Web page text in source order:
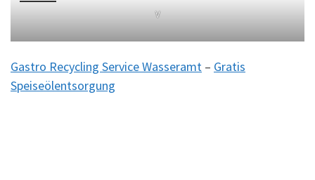
V
Gastro Recycling Service Wasseramt – Gratis
Speiseölentsorgung